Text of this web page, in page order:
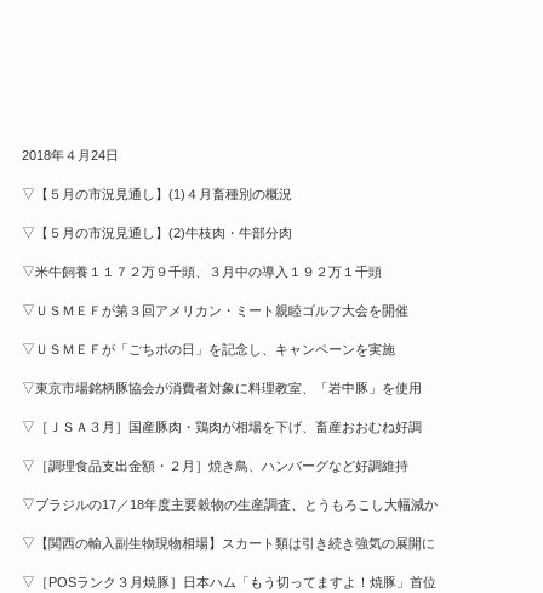
2018年４月24日
▽【５月の市況見通し】(1)４月畜種別の概況
▽【５月の市況見通し】(2)牛枝肉・牛部分肉
▽米牛飼養１１７２万９千頭、３月中の導入１９２万１千頭
▽ＵＳＭＥＦが第３回アメリカン・ミート親睦ゴルフ大会を開催
▽ＵＳＭＥＦが「ごちポの日」を記念し、キャンペーンを実施
▽東京市場銘柄豚協会が消費者対象に料理教室、「岩中豚」を使用
▽［ＪＳＡ３月］国産豚肉・鶏肉が相場を下げ、畜産おおむね好調
▽［調理食品支出金額・２月］焼き鳥、ハンバーグなど好調維持
▽ブラジルの17／18年度主要穀物の生産調査、とうもろこし大幅減か
▽【関西の輸入副生物現物相場】スカート類は引き続き強気の展開に
▽［POSランク３月焼豚］日本ハム「もう切ってますよ！焼豚」首位